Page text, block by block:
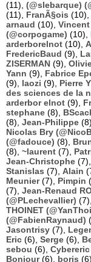
(11), (@slebarque)
(11), FranÃ§ois (10),
arnaud (10), Vincent
(@corpogame) (10),
arderborelnot (10),
FredericBaud (9),
ZISERMAN (9),
Yann (9), Fabrice
(9), laozi (9), Pierre
des sciences de la
arderbor elnot (9),
stephane (8),
(8), Jean-Philippe
Nicolas Bry
(@fadouce) (8),
(8), ~laurent (7),
Jean-Christophe (7),
Stanislas (7), Alain
Meunier(7), Pimpin
(7), Jean-Renaud
(@PLechevallier) (7),
THOINET
(@FabienRaynaud)
Jasontrisy (7),
Eric (6), Serge (6),
sebou (6), Cybereric
Bonjour(6), boris